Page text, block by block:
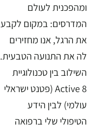
ומהפכנית לעולם
המדרסים: במקום לקבע
את הרגל, אנו מחזירים
לה את התנועה הטבעית.
השילוב בין טכנולוגיית
Active 8 (פטנט ישראלי
עולמי) לבין הידע
הטיפולי שלי ברפואה